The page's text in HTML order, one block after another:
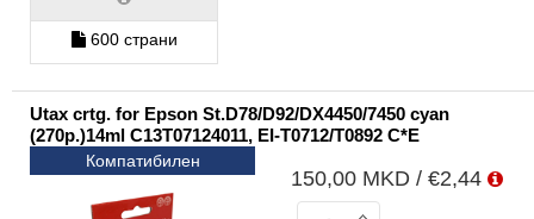
600 страни
Utax crtg. for Epson St.D78/D92/DX4450/7450 cyan
(270p.)14ml C13T07124011, EI-T0712/T0892 C*E
Компатибилен
150,00 MKD / €2,44